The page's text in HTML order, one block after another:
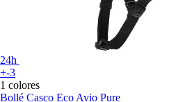
24h
+-3
1 colores
Bollé Casco Eco Avio Pure